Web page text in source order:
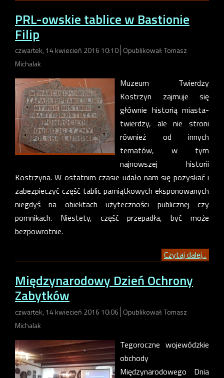
PRL-owskie tablice w Bastionie
Filip
czwartek, 14 kwiecień 2016 10:10 Opublikował: Tomasz
Michalak
Muzeum Twierdzy
Kostrzyn zajmuje się
głównie historią miasta-
twierdzy, ale nie stroni
również od innych
tematów, w tym
najnowszej historii
Kostrzyna. W ostatnim czasie udało nam się pozyskać i
zabezpieczyć część tablic pamiątkowych eksponowanych
niegdyś na obiektach użyteczności publicznej czy
pomnikach. Niestety, część przepadła, być może
bezpowrotnie.
Czytaj dalej...
Międzynarodowy Dzień Ochrony
Zabytków
czwartek, 14 kwiecień 2016 10:06 Opublikował: Tomasz
Michalak
Tegoroczne wojewódzkie
obchody
Międzynarodowego Dnia